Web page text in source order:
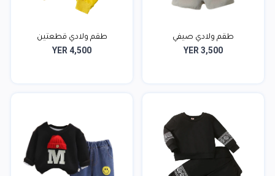
طقم ولادي صيفي
YER 3,500
طقم ولادي قطعتين
YER 4,500